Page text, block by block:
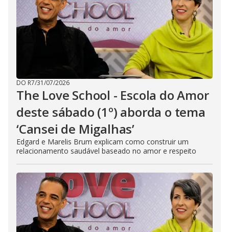
DO R7/31/07/2026
The Love School - Escola do Amor
deste sábado (1º) aborda o tema
‘Cansei de Migalhas’
Edgard e Marelis Brum explicam como construir um
relacionamento saudável baseado no amor e respeito